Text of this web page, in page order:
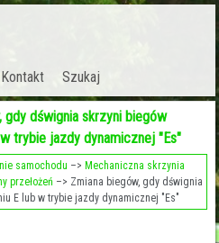
Kontakt Szukaj
gdy dśwignia skrzyni biegów
trybie jazdy dynamicznej "Es"
samochodu –> Mechaniczna skrzynia
przełożeń –> Zmiana biegów, gdy dśwignia
E lub w trybie jazdy dynamicznej "Es"